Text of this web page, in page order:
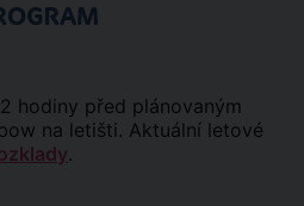
hodiny před plánovaným
na letišti. Aktuální letové
.